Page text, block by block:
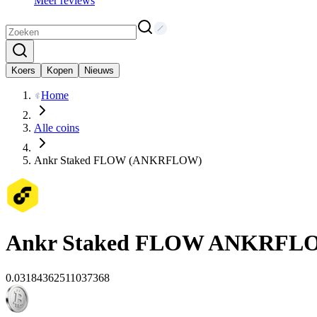
Koers Kopen Nieuws
Home
Alle coins
Ankr Staked FLOW (ANKRFLOW)
Ankr Staked FLOW
0.03184362511037368